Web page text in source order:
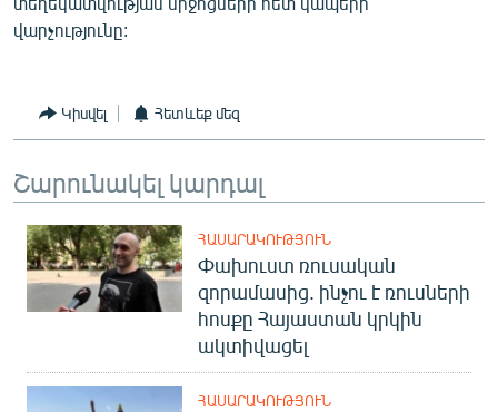
ՓՈԴՔԱՍԹ
English
Русский
ՀԵՏԵՎԵՔ ՄԵԶ
«Ազատության» բոլոր կայքերը
վարչությունը:
Կիսվել Հետևեք մեզ
Շարունակել կարդալ
ՀԱՍԱՐԱԿՈՒԹՅՈՒՆ
Փախուստ ռուսական
զորամասից. ինչու է ռուսների
հոսքը Հայաստան կրկին
ակտիվացել
ՀԱՍԱՐԱԿՈՒԹՅՈՒՆ